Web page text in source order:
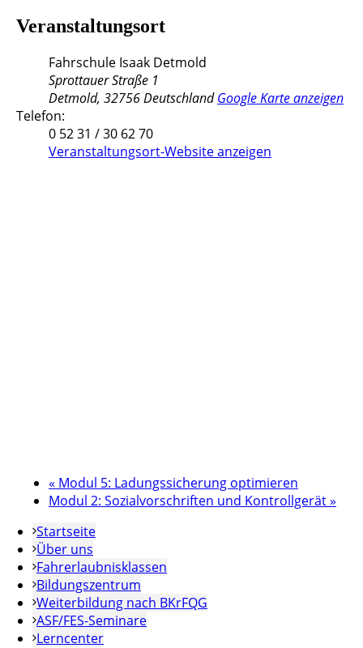
Veranstaltungsort
Fahrschule Isaak Detmold
Sprottauer Straße 1
Detmold, 32756Deutschland Google Karte anzeigen
Telefon:
0 52 31 / 30 62 70
Veranstaltungsort-Website anzeigen
« Modul 5: Ladungssicherung optimieren
Modul 2: Sozialvorschriften und Kontrollgerät»
Startseite
Über uns
Fahrerlaubnisklassen
Bildungszentrum
Weiterbildung nach BKrFQG
ASF/FES-Seminare
Lerncenter